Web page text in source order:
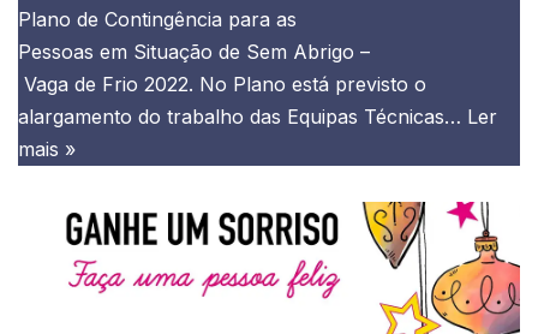
Plano de Contingência para as
Pessoas em Situação de Sem Abrigo –
Vaga de Frio 2022. No Plano está previsto o
alargamento do trabalho das Equipas Técnicas… Ler
mais »